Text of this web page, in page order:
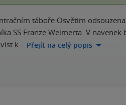
táboře Osvětim
SS Franze Weimerta. V navenek
k… Přejít na celý popis